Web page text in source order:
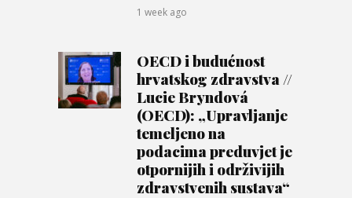
1 week ago
OECD i budućnost
hrvatskog zdravstva //
Lucie Bryndová
(OECD): „Upravljanje
temeljeno na
podacima preduvjet je
otpornijih i održivijih
zdravstvenih sustava“